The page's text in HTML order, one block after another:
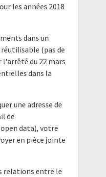
les années 2018
dans un
(pas de
l'arrêté du 22 mars
dans la
une adresse de
de
data), votre
en pièce jointe
relations entre le